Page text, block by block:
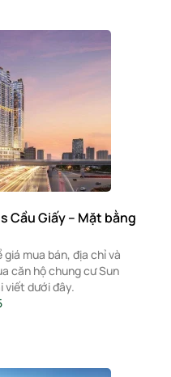
Cầu Giấy – Mặt bằng
mua bán, địa chỉ và
căn hộ chung cư Sun
viết dưới đây.